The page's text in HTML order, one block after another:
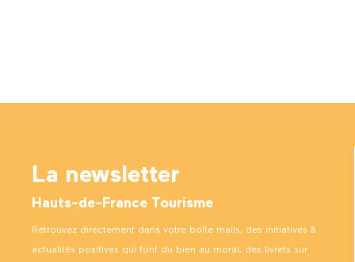
La newsletter
Hauts-de-France Tourisme
Retrouvez directement dans votre boîte mails, des initiatives &
actualités positives qui font du bien au moral, des livrets sur